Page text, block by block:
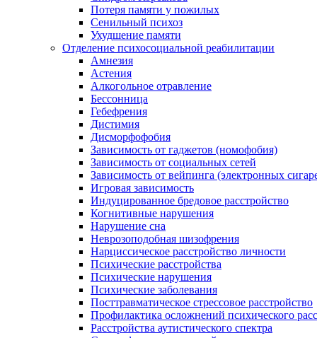
Потеря памяти у пожилых
Сенильный психоз
Ухудшение памяти
Отделение психосоциальной реабилитации
Амнезия
Астения
Алкогольное отравление
Бессонница
Гебефрения
Дистимия
Дисморфофобия
Зависимость от гаджетов (номофобия)
Зависимость от социальных сетей
Зависимость от вейпинга (электронных
Игровая зависимость
Индуцированное бредовое расстройство
Когнитивные нарушения
Нарушение сна
Неврозоподобная шизофрения
Нарциссическое расстройство личности
Психические расстройства
Психические нарушения
Психические заболевания
Посттравматическое стрессовое расстройство
Профилактика осложнений психического
Расстройства аутистического спектра